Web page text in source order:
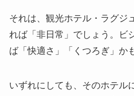
それは、観光ホテル・ラグジ
れば「非日常」でしょう。ビ
ば「快適さ」「くつろぎ」か
いずれにしても、そのホテル